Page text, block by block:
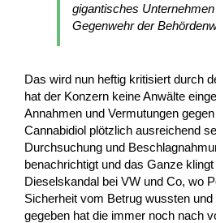
gigantisches
Gegenwehr der
Das wird nun heftig kritisiert durch
hat der Konzern keine Anwälte
Annahmen und Vermutungen
Cannabidiol plötzlich ausreichend
Durchsuchung und
benachrichtigt und das Ganze
Dieselskandal bei VW und Co, wo
Sicherheit vom Betrug wussten
gegeben hat die immer noch nach